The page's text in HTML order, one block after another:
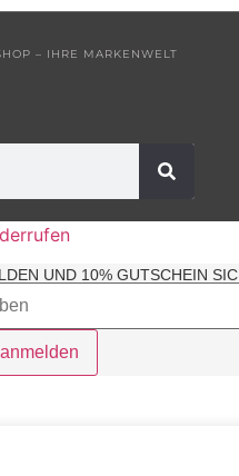
– IHRE MARKENWELT
UND 10% GUTSCHEIN